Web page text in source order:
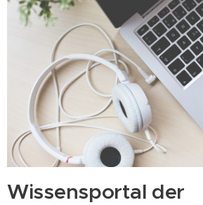
Wissensportal der